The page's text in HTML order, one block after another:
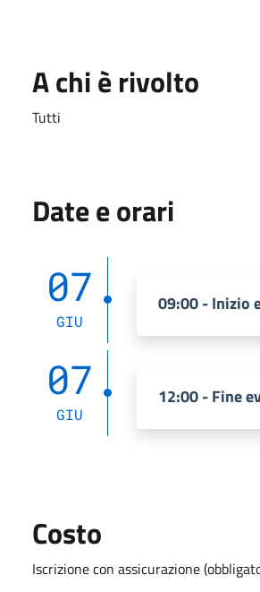
A chi è rivolto
Tutti
Date e orari
07
GIU
09:00 - Inizio
07
GIU
12:00 - Fine
Costo
Iscrizione con assicurazione